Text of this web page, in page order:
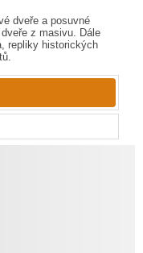
dveře a posuvné
z masivu. Dále
repliky historických